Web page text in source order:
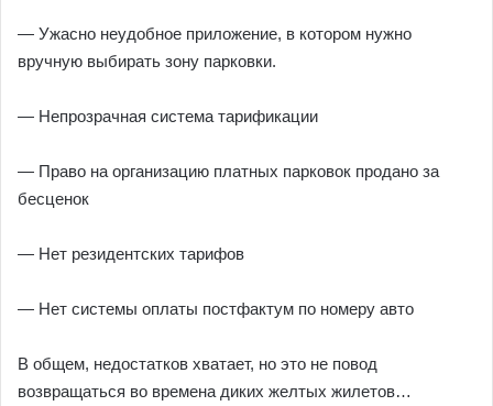
— Ужасно неудобное приложение, в котором нужно
вручную выбирать зону парковки.
— Непрозрачная система тарификации
— Право на организацию платных парковок продано за
бесценок
— Нет резидентских тарифов
— Нет системы оплаты постфактум по номеру авто
В общем, недостатков хватает, но это не повод
возвращаться во времена диких желтых жилетов…